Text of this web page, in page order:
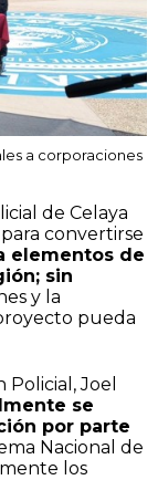
a corporaciones
de Celaya
convertirse
elementos de
sin
y la
pueda
Joel
se
por parte
Nacional de
los